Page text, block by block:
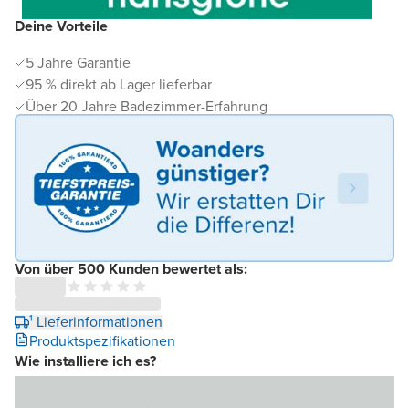
Deine Vorteile
5 Jahre Garantie
95 % direkt ab Lager lieferbar
Über 20 Jahre Badezimmer-Erfahrung
Von über 500 Kunden bewertet als:
¹ Lieferinformationen
Produktspezifikationen
Wie installiere ich es?